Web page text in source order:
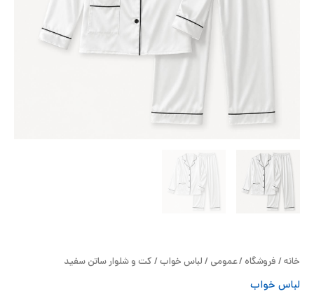
خانه/فروشگاه/عمومی/لباس خواب/ کت و شلوار ساتن سفید
لباس خواب